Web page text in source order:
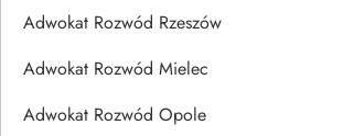
Adwokat Rozwód Rzeszów
Adwokat Rozwód Mielec
Adwokat Rozwód Opole